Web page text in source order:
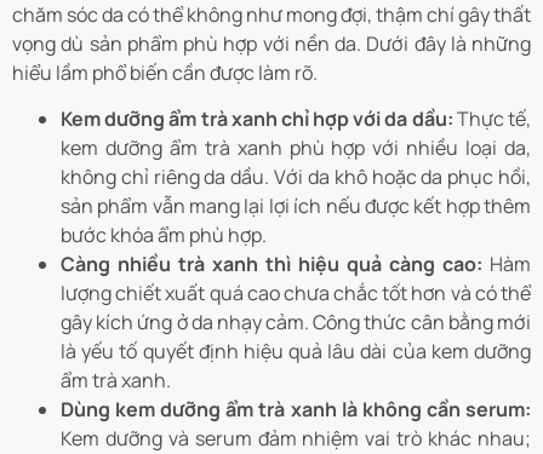
chăm sóc da có thể không như mong đợi, thậm chí gây thất
vọng dù sản phẩm phù hợp với nền da. Dưới đây là những
hiểu lầm phổ biến cần được làm rõ.
Kem dưỡng ẩm trà xanh chỉ hợp với da dầu:Thực tế,
kem dưỡng ẩm trà xanh phù hợp với nhiều loại da,
không chỉ riêng da dầu. Với da khô hoặc da phục hồi,
sản phẩm vẫn mang lại lợi ích nếu được kết hợp thêm
bước khóa ẩm phù hợp.
Càng nhiều trà xanh thì hiệu quả càng cao: Hàm
lượng chiết xuất quá cao chưa chắc tốt hơn và có thể
gây kích ứng ở da nhạy cảm. Công thức cân bằng mới
là yếu tố quyết định hiệu quả lâu dài của kem dưỡng
ẩm trà xanh.
Dùng kem dưỡng ẩm trà xanh là không cần serum:
Kem dưỡng và serum đảm nhiệm vai trò khác nhau;